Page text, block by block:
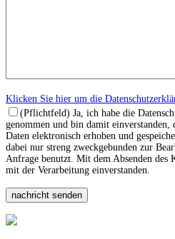
Klicken Sie hier um die
(Pflichtfeld) Ja, ich habe die
genommen und bin damit einverstanden,
Daten elektronisch erhoben und
dabei nur streng zweckgebunden zur
Anfrage benutzt. Mit dem Absenden
mit der Verarbeitung einverstanden.